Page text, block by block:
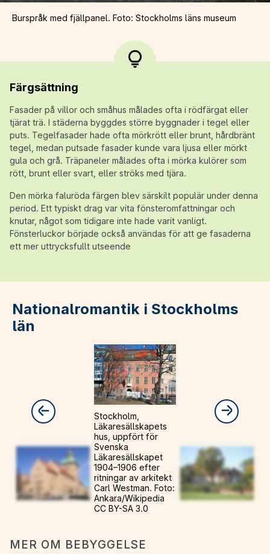
Burspråk med fjällpanel. Foto: Stockholms läns museum
Färgsättning
Fasader på villor och småhus målades ofta i rödfärgat eller
tjärat trä. I städerna byggdes större byggnader i tegel eller
puts. Tegelfasader hade ofta mörkrött eller brunt, hårdbränt
tegel, medan putsade fasader kunde vara ljusa eller mörkt
gula och grå. Träpaneler målades ofta i mörka kulörer som
rött, brunt eller svart, eller ströks med tjära.
Den mörka faluröda färgen blev särskilt populär under denna
period. Ett typiskt drag var vita fönsteromfattningar och
knutar, något som tidigare inte hade varit vanligt.
Fönsterluckor började också användas för att ge fasaderna
ett mer uttrycksfullt utseende
Nationalromantik i Stockholms
län
Stockholm,
Läkaresällskapets
hus, uppfört för
Svenska
Läkaresällskapet
1904–1906 efter
ritningar av arkitekt
Carl Westman. Foto:
Ankara/Wikipedia
CC BY-SA 3.0
MER OM BEBYGGELSE